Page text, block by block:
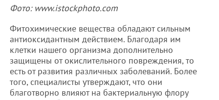
Фото: www.istockphoto.com
Фитохимические вещества обладают сильным
антиоксидантным действием. Благодаря им
клетки нашего организма дополнительно
защищены от окислительного повреждения, то
есть от развития различных заболеваний. Более
того, специалисты утверждают, что они
благотворно влияют на бактериальную флору